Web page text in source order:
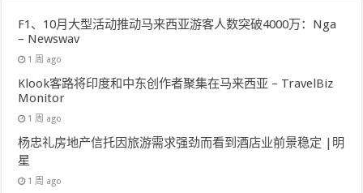
F1、10月大型活动推动马来西亚游客人数突破4000万：Nga
– Newswav
1 周 ago
Klook客路将印度和中东创作者聚集在马来西亚 – TravelBiz
Monitor
1 周 ago
杨忠礼房地产信托因旅游需求强劲而看到酒店业前景稳定 |明
星
1 周 ago